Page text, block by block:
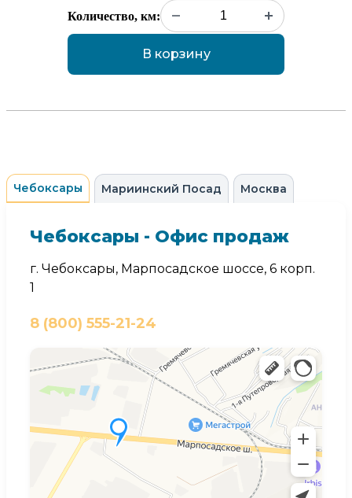
Количество, км:
В корзину
Чебоксары Мариинский Посад Москва
Чебоксары - Офис продаж
г. Чебоксары, Марпосадское шоссе, 6 корп.
1
8 (800) 555-21-24